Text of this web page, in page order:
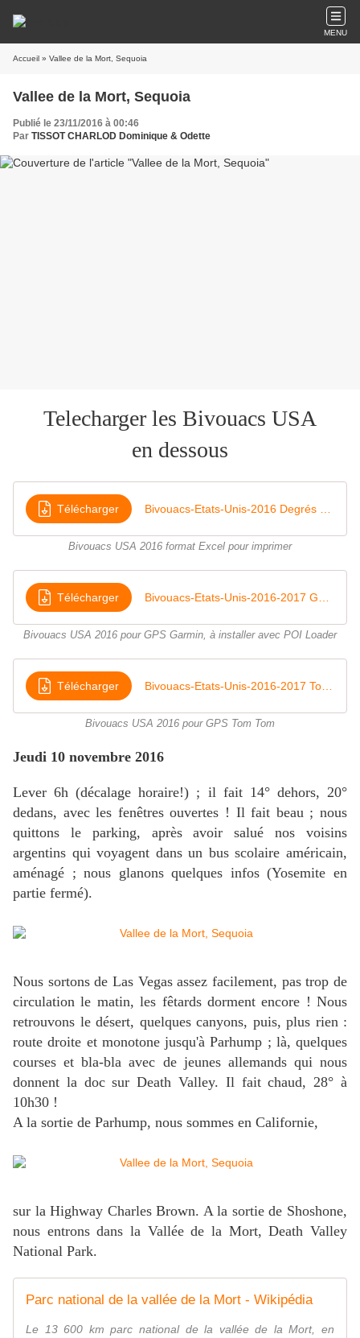
MENU
Accueil » Vallee de la Mort, Sequoia
Vallee de la Mort, Sequoia
Publié le 23/11/2016 à 00:46
Par TISSOT CHARLOD Dominique & Odette
Telecharger les Bivouacs USA
en dessous
Télécharger
Bivouacs USA 2016 format Excel pour imprimer
Télécharger
Bivouacs USA 2016 pour GPS Garmin, à installer avec POI Loader
Télécharger
Bivouacs USA 2016 pour GPS Tom Tom
Jeudi 10 novembre 2016
Lever 6h (décalage horaire!) ; il fait 14° dehors, 20°
dedans, avec les fenêtres ouvertes ! Il fait beau ; nous
quittons le parking, après avoir salué nos voisins
argentins qui voyagent dans un bus scolaire américain,
aménagé ; nous glanons quelques infos (Yosemite en
partie fermé).
Nous sortons de Las Vegas assez facilement, pas trop de
circulation le matin, les fêtards dorment encore ! Nous
retrouvons le désert, quelques canyons, puis, plus rien :
route droite et monotone jusqu'à Parhump ; là, quelques
courses et bla-bla avec de jeunes allemands qui nous
donnent la doc sur Death Valley. Il fait chaud, 28° à
10h30 !
A la sortie de Parhump, nous sommes en Californie,
sur la Highway Charles Brown. A la sortie de Shoshone,
nous entrons dans la Vallée de la Mort, Death Valley
National Park.
Parc national de la vallée de la Mort - Wikipédia
Le 13 600 km parc national de la vallée de la Mort, en